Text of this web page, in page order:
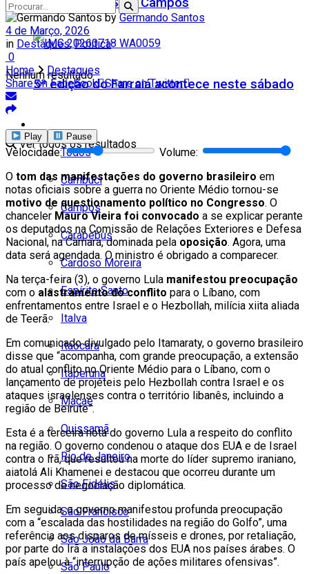
Teatro Firjan SESI Campos
5ª edição do Farraiá acontece neste sábado
Todos
Cambuci
Campos
Carapebus
Cardoso Moreira
Espírito Santo
Italva
Itaocara
Itaperuna
Macaé
Quissamã
Rio de Janeiro
São Fidélis
São Francisco
São João da Barra
São Paulo
Nenhum resultado
Ver todos os resultados
by Germando Santos
4 de Março, 2026
in Destaques,Política
0
Home
Destaques
Share on Facebook Share on Twitter
Play Pause
Velocidade:
Volume:
O tom das manifestações do governo brasileiro em
notas oficiais sobre a guerra no Oriente Médio tornou-se
motivo de questionamento político no Congresso. O
chanceler Mauro Vieira foi convocado a se explicar perante
os deputados na Comissão de Relações Exteriores e Defesa
Nacional, na Câmara, dominada pela oposição. Agora, uma
data será agendada. O ministro é obrigado a comparecer.
Na terça-feira (3), o governo Lula manifestou preocupação
com o alastramento do conflito para o Líbano, com
enfrentamentos entre Israel e o Hezbollah, milícia xiita aliada
de Teerã.
Em comunicado divulgado pelo Itamaraty, o governo brasileiro
disse que “acompanha, com grande preocupação, a extensão
do atual conflito no Oriente Médio para o Líbano, com o
lançamento de projéteis pelo Hezbollah contra Israel e os
ataques israelenses contra o território libanês, incluindo a
região de Beirute”.
Esta é a terceira nota do governo Lula a respeito do conflito
na região. O governo condenou o ataque dos EUA e de Israel
contra o Irã, que resultou na morte do líder supremo iraniano,
aiatolá Ali Khamenei e destacou que ocorreu durante um
processo de negociação diplomática.
Em seguida, o governo manifestou profunda preocupação
com a “escalada das hostilidades na região do Golfo”, uma
referência aos disparos de mísseis e drones, por retaliação,
por parte do Irã a instalações dos EUA nos países árabes. O
país apelou à “interrupção de ações militares ofensivas”.